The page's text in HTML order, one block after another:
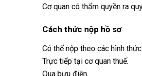
Cơ quan có thẩm quyền ra
Cách thức nộp hồ sơ
Có thể nộp theo các hình thức:
Trực tiếp tại cơ quan thuế.
Qua bưu điện.